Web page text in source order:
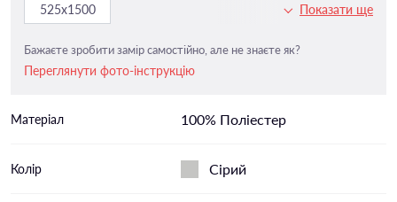
525х1500 Показати ще
Бажаєте зробити замір самостійно, але не знаєте як?
Переглянути фото-інструкцію
Матеріал 100% Поліестер
Колір Сірий